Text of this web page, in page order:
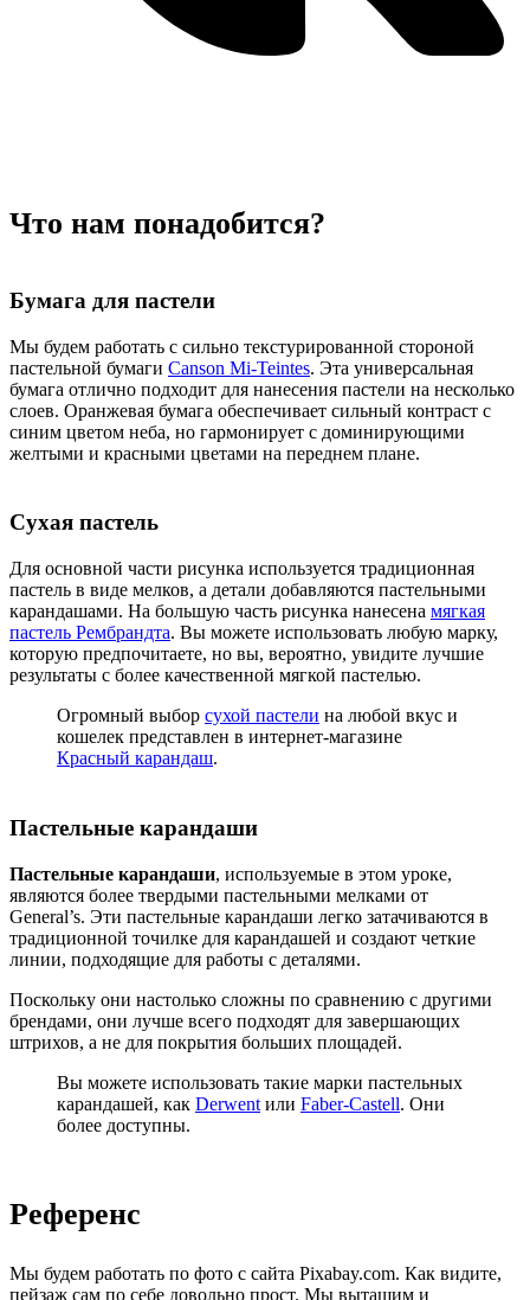
Что нам понадобится?
Бумага для пастели
Мы будем работать с сильно текстурированной стороной
пастельной бумаги Canson Mi-Teintes. Эта универсальная
бумага отлично подходит для нанесения пастели на несколько
слоев. Оранжевая бумага обеспечивает сильный контраст с
синим цветом неба, но гармонирует с доминирующими
желтыми и красными цветами на переднем плане.
Сухая пастель
Для основной части рисунка используется традиционная
пастель в виде мелков, а детали добавляются пастельными
карандашами. На большую часть рисунка нанесена мягкая
пастель Рембрандта. Вы можете использовать любую марку,
которую предпочитаете, но вы, вероятно, увидите лучшие
результаты с более качественной мягкой пастелью.
Огромный выбор сухой пастели на любой вкус и
кошелек представлен в интернет-магазине
Красный карандаш.
Пастельные карандаши
Пастельные карандаши, используемые в этом уроке,
являются более твердыми пастельными мелками от
General’s. Эти пастельные карандаши легко затачиваются в
традиционной точилке для карандашей и создают четкие
линии, подходящие для работы с деталями.
Поскольку они настолько сложны по сравнению с другими
брендами, они лучше всего подходят для завершающих
штрихов, а не для покрытия больших площадей.
Вы можете использовать такие марки пастельных
карандашей, как Derwent или Faber-Castell. Они
более доступны.
Референс
Мы будем работать по фото с сайта Pixabay.com. Как видите,
пейзаж сам по себе довольно прост. Мы вытащим и